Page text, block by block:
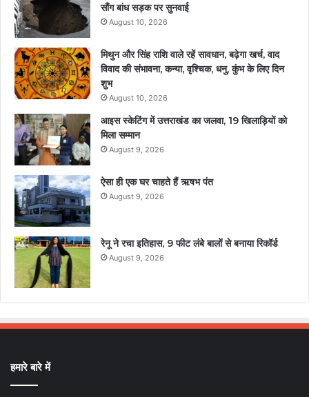
सौंग बांध सड़क पर सुनवाई
August 10, 2026
मिथुन और सिंह राशि वाले रहें सावधान, बढ़ेगा खर्च, वाद
विवाद की संभावना, कन्या, वृश्चिक, धनु, कुंभ के लिए दिन
शुभ
August 10, 2026
आइस स्केटिंग में उत्तराखंड का जलवा, 19 खिलाड़ियों को
मिला सम्मान
August 9, 2026
ऐसा ही एक घर चाहते हैं ऋषभ पंत
August 9, 2026
रेनू ने रचा इतिहास, 9 फीट लंबे बालों से बनाया रिकॉर्ड
August 9, 2026
हमारे बारे में